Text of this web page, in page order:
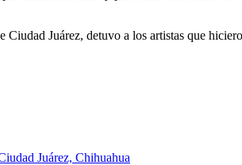
Juárez, detuvo a los artistas que
Juárez, Chihuahua